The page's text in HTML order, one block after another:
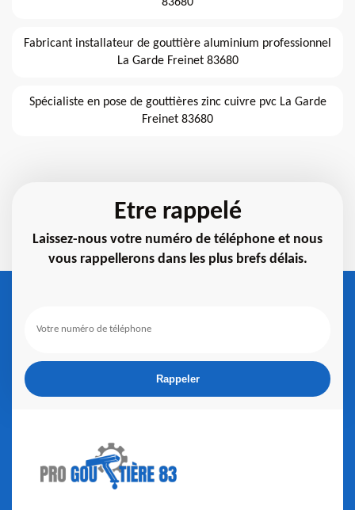
Fabricant installateur de gouttière aluminium professionnel
La Garde Freinet 83680
Spécialiste en pose de gouttières zinc cuivre pvc La Garde
Freinet 83680
Etre rappelé
Laissez-nous votre numéro de téléphone et nous
vous rappellerons dans les plus brefs délais.